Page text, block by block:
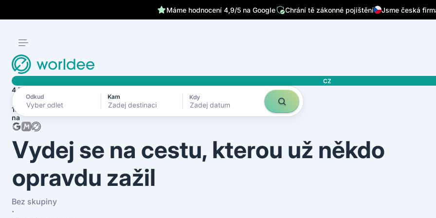
CZ
Odkud Kam Kdy
Zadej datum
4.7
1870+ recenzí
na
Vydej se na cestu, kterou už někdo
opravdu zažil
Bez skupiny
·